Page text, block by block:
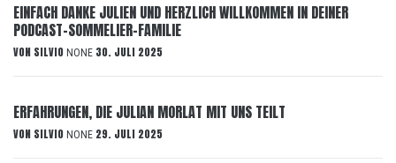
EINFACH DANKE JULIEN UND HERZLICH WILLKOMMEN IN DEINER
PODCAST-SOMMELIER-FAMILIE
VON SILVIO NONE 30. JULI 2025
ERFAHRUNGEN, DIE JULIAN MORLAT MIT UNS TEILT
VON SILVIO NONE 29. JULI 2025